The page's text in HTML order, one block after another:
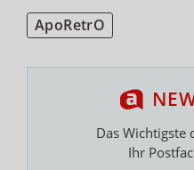
ApoRetrO
Das Wichtigste
Ihr